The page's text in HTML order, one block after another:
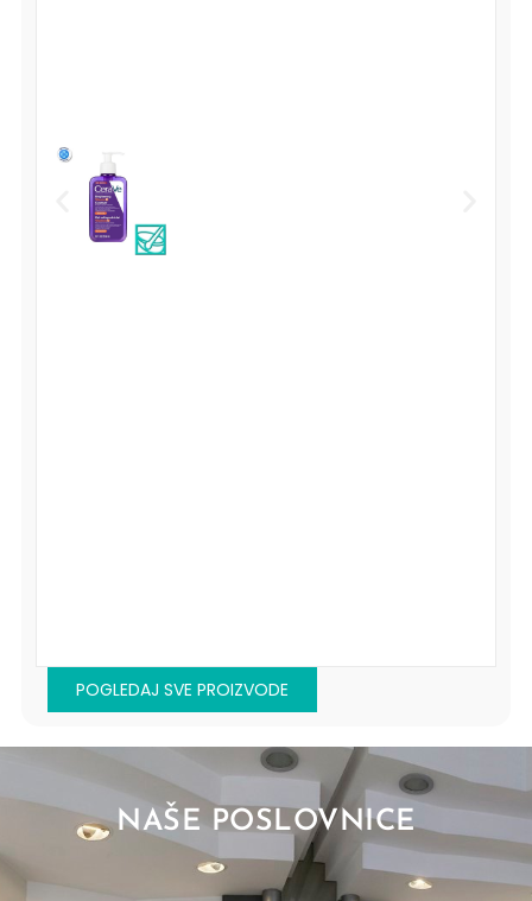
POGLEDAJ SVE PROIZVODE
NAŠE POSLOVNICE